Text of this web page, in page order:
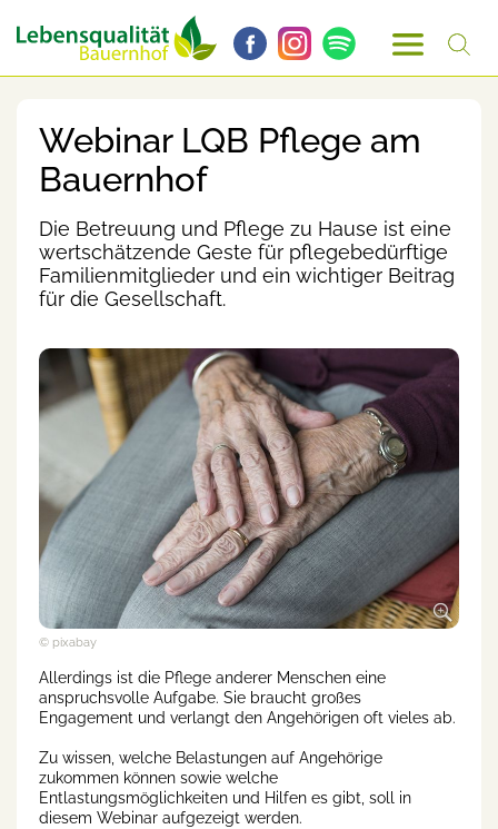
Webinar LQB Pflege am
Bauernhof
Die Betreuung und Pflege zu Hause ist eine
wertschätzende Geste für pflegebedürftige
Familienmitglieder und ein wichtiger Beitrag
für die Gesellschaft.
© pixabay
Allerdings ist die Pflege anderer Menschen eine
anspruchsvolle Aufgabe. Sie braucht großes
Engagement und verlangt den Angehörigen oft vieles ab.
Zu wissen, welche Belastungen auf Angehörige
zukommen können sowie welche
Entlastungsmöglichkeiten und Hilfen es gibt, soll in
diesem Webinar aufgezeigt werden.